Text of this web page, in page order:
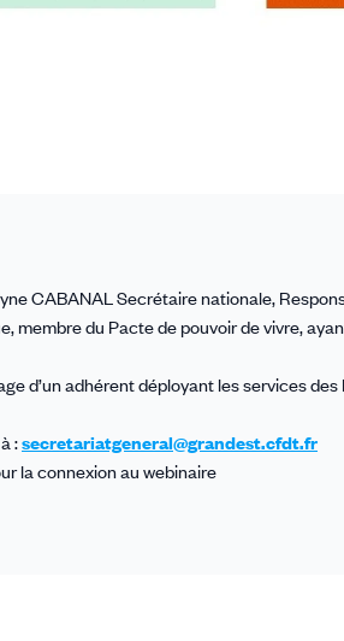
CABANAL Secrétaire nationale,
membre du Pacte de pouvoir de vivre,
d’un adhérent déployant les services
:secretariatgeneral@grandest.cfdt.fr
la connexion au webinaire